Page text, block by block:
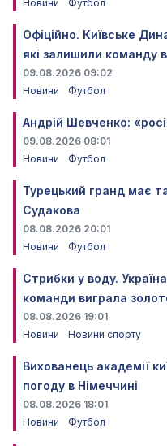
Новини Футбол
Офіційно. Київське
які залишили команду
09.08.2026 09:02
Новини
Футбол
Андрій Шевченко:
09.08.2026 08:01
Новини
Футбол
Турецький гранд має
Судакова
08.08.2026 20:01
Новини
Футбол
Стрибки у воду.
команди виграла
08.08.2026 19:01
Новини
Новини спорту
Вихованець академії
погоду в Німеччині
08.08.2026 18:01
Новини
Футбол